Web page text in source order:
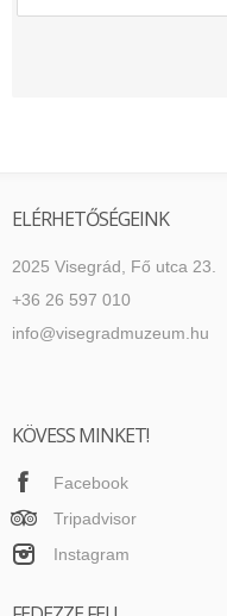
ELÉRHETŐSÉGEINK
2025 Visegrád, Fő utca 23.
+36 26 597 010
info@visegradmuzeum.hu
KÖVESS MINKET!
Facebook
Tripadvisor
Instagram